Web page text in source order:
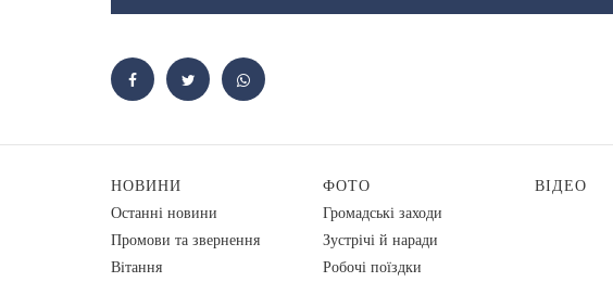
НОВИНИ
Останні новини
Промови та звернення
Вiтання
ФОТО
Громадські заходи
Зустрічі й наради
Робочі поїздки
ВІДЕО